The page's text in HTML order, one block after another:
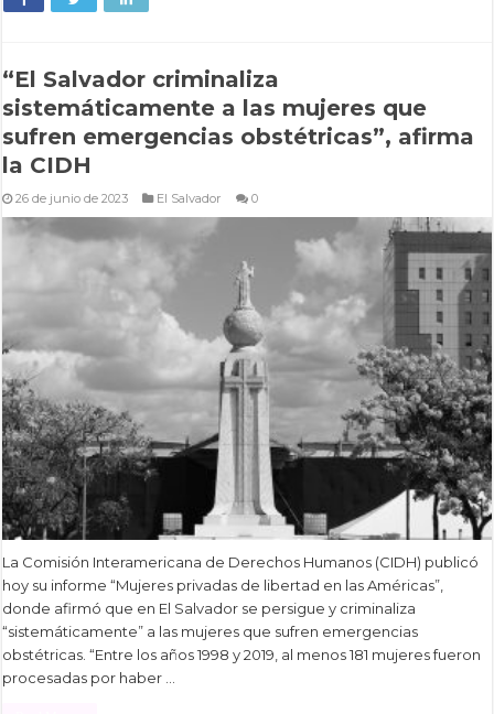
“El Salvador criminaliza
sistemáticamente a las mujeres que
sufren emergencias obstétricas”, afirma
la CIDH
26 de junio de 2023 El Salvador 0
La Comisión Interamericana de Derechos Humanos (CIDH) publicó
hoy su informe “Mujeres privadas de libertad en las Américas”,
donde afirmó que en El Salvador se persigue y criminaliza
“sistemáticamente” a las mujeres que sufren emergencias
obstétricas. “Entre los años 1998 y 2019, al menos 181 mujeres fueron
procesadas por haber …